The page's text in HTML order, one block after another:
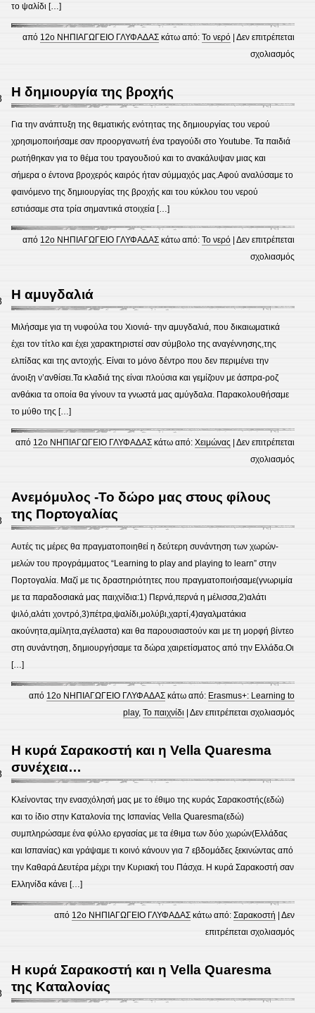
το ψαλίδι […]
από 12ο ΝΗΠΙΑΓΩΓΕΙΟ ΓΛΥΦΑΔΑΣ κάτω από:Το νερό |Δεν επιτρέπεται
σχολιασμός
του
Η δημιουργία της βροχής
Για την ανάπτυξη της θεματικής ενότητας της δημιουργίας του νερού
χρησιμοποιήσαμε σαν προοργανωτή ένα τραγούδι στο Youtube. Τα παιδιά
ρωτήθηκαν για το θέμα του τραγουδιού και το ανακάλυψαν μιας και
σήμερα ο έντονα βροχερός καιρός ήταν σύμμαχός μας.Αφού αναλύσαμε το
φαινόμενο της δημιουργίας της βροχής και του κύκλου του νερού
εστιάσαμε στα τρία σημαντικά στοιχεία […]
από 12ο ΝΗΠΙΑΓΩΓΕΙΟ ΓΛΥΦΑΔΑΣ κάτω από:Το νερό |Δεν επιτρέπεται
σχολιασμός
της
Η αμυγδαλιά
Μιλήσαμε για τη νυφούλα του Χιονιά- την αμυγδαλιά, που δικαιωματικά
έχει τον τίτλο και έχει χαρακτηριστεί σαν σύμβολο της αναγέννησης,της
ελπίδας και της αντοχής. Είναι το μόνο δέντρο που δεν περιμένει την
άνοιξη ν’ανθίσει.Τα κλαδιά της είναι πλούσια και γεμίζουν με άσπρα-ροζ
ανθάκια τα οποία θα γίνουν τα γνωστά μας αμύγδαλα. Παρακολουθήσαμε
το μύθο της […]
από 12ο ΝΗΠΙΑΓΩΓΕΙΟ ΓΛΥΦΑΔΑΣ κάτω από:Χειμώνας |Δεν επιτρέπεται
σχολιασμός
Ανεμόμυλος -Το δώρο μας στους φίλους
της Πορτογαλίας
Αυτές τις μέρες θα πραγματοποιηθεί η δεύτερη συνάντηση των χωρών-
μελών του προγράμματος “Learning to play and playing to learn” στην
Πορτογαλία. Μαζί με τις δραστηριότητες που πραγματοποιήσαμε(γνωριμία
με τα παραδοσιακά μας παιχνίδια:1) Περνά,περνά η μέλισσα,2)αλάτι
ψιλό,αλάτι χοντρό,3)πέτρα,ψαλίδι,μολύβι,χαρτί,4)αγαλματάκια
ακούνητα,αμίλητα,αγέλαστα) και θα παρουσιαστούν και με τη μορφή βίντεο
στη συνάντηση, δημιουργήσαμε τα δώρα χαιρετίσματος από την Ελλάδα.Οι
[…]
από 12ο ΝΗΠΙΑΓΩΓΕΙΟ ΓΛΥΦΑΔΑΣ κάτω από: Erasmus+: Learning to
play,Το παιχνίδι |Δεν επιτρέπεται σχολιασμός
μας
Η κυρά Σαρακοστή και η Vella Quaresma
συνέχεια…
Κλείνοντας την ενασχόλησή μας με το έθιμο της κυράς Σαρακοστής(εδώ)
και το ίδιο στην Καταλονία της Ισπανίας Vella Quaresma(εδώ)
συμπληρώσαμε ένα φύλλο εργασίας με τα έθιμα των δύο χωρών(Ελλάδας
και Ισπανίας) και γράψαμε τι κοινό κάνουν για 7 εβδομάδες ξεκινώντας από
την Καθαρά Δευτέρα μέχρι την Κυριακή του Πάσχα. Η κυρά Σαρακοστή σαν
Ελληνίδα κάνει […]
από 12ο ΝΗΠΙΑΓΩΓΕΙΟ ΓΛΥΦΑΔΑΣ κάτω από:Σαρακοστή |Δεν
επιτρέπεται σχολιασμός
και
Η κυρά Σαρακοστή και η Vella Quaresma
της Καταλονίας